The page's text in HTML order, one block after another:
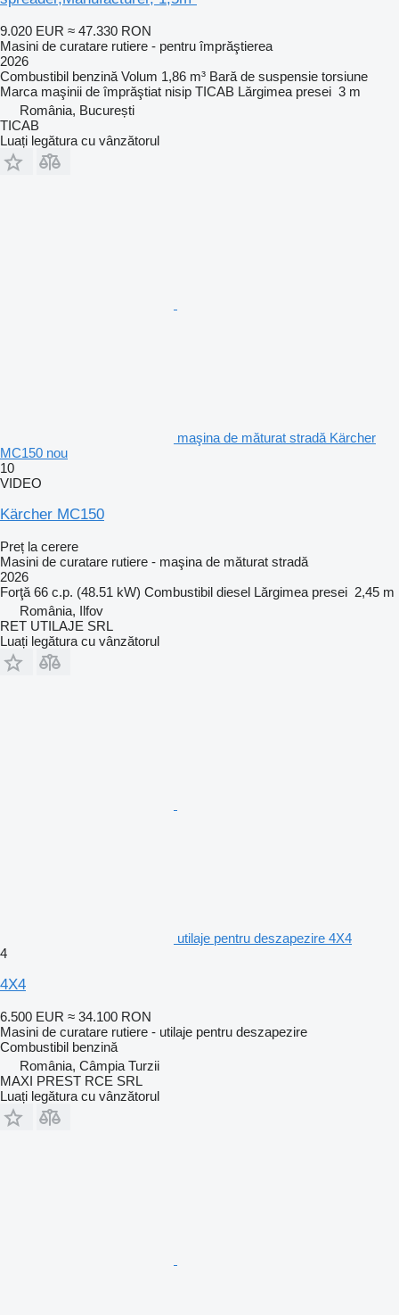
9.020 EUR ≈ 47.330 RON
Masini de curatare rutiere - pentru împrăştierea
2026
Combustibil benzină Volum 1,86 m³ Bară de suspensie torsiune
Marca maşinii de împrăştiat nisip TICAB Lărgimea presei 3 m
România, București
TICAB
Luați legătura cu vânzătorul
maşina de măturat stradă Kärcher
MC150 nou
10
VIDEO
Kärcher MC150
Preț la cerere
Masini de curatare rutiere - maşina de măturat stradă
2026
Forţă 66 c.p. (48.51 kW) Combustibil diesel Lărgimea presei 2,45 m
România, Ilfov
RET UTILAJE SRL
Luați legătura cu vânzătorul
utilaje pentru deszapezire 4X4
4
4X4
6.500 EUR ≈ 34.100 RON
Masini de curatare rutiere - utilaje pentru deszapezire
Combustibil benzină
România, Câmpia Turzii
MAXI PREST RCE SRL
Luați legătura cu vânzătorul